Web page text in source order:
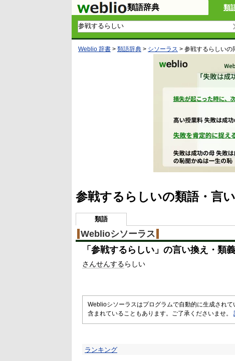
類語辞典 類
Weblio 辞書 > 類語辞典 > シソーラス > 参戦するらしいの
参戦するらしいの類語・言
類語
Weblioシソーラス
「 参戦するらしい 」の言い換え・類
さんせんするらしい
Weblioシソーラスはプログラムで自動的に生成され
含まれていることもあります。ご了承くださいませ。
ランキング